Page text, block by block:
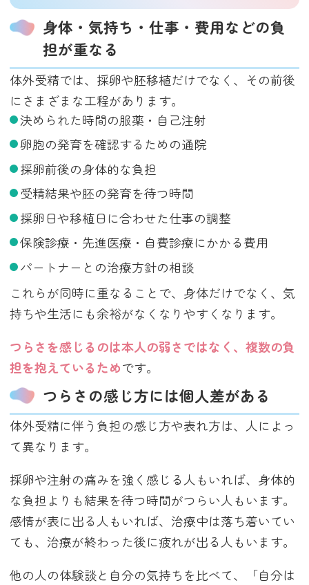
身体・気持ち・仕事・費用などの負
担が重なる
体外受精では、採卵や胚移植だけでなく、その前後
にさまざまな工程があります。
決められた時間の服薬・自己注射
卵胞の発育を確認するための通院
採卵前後の身体的な負担
受精結果や胚の発育を待つ時間
採卵日や移植日に合わせた仕事の調整
保険診療・先進医療・自費診療にかかる費用
パートナーとの治療方針の相談
これらが同時に重なることで、身体だけでなく、気
持ちや生活にも余裕がなくなりやすくなります。
つらさを感じるのは本人の弱さではなく、複数の負
担を抱えているためです。
つらさの感じ方には個人差がある
体外受精に伴う負担の感じ方や表れ方は、人によっ
て異なります。
採卵や注射の痛みを強く感じる人もいれば、身体的
な負担よりも結果を待つ時間がつらい人もいます。
感情が表に出る人もいれば、治療中は落ち着いてい
ても、治療が終わった後に疲れが出る人もいます。
他の人の体験談と自分の気持ちを比べて、「自分は